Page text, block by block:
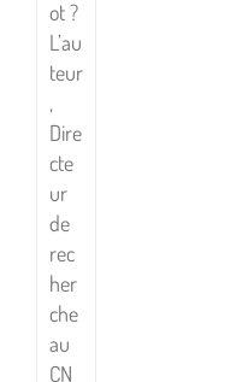
ot ?
L’au
teur
,
Dire
cte
ur
de
rec
her
che
au
CN